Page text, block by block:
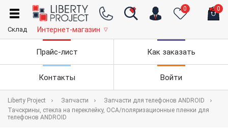
0 0
Склад Интернет-магазин ▽
Прайс-лист Как заказать
Контакты Войти
Liberty Project Запчасти
Запчасти для телефонов ANDROID
Тачскрины, стекла на переклейку, OCA/поляризационные пленки для
телефонов ANDROID